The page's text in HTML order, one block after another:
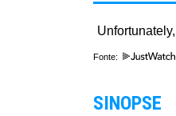
Fonte:
SINOPSE